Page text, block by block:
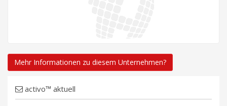
Mehr Informationen zu diesem Unternehmen?
activo™ aktuell